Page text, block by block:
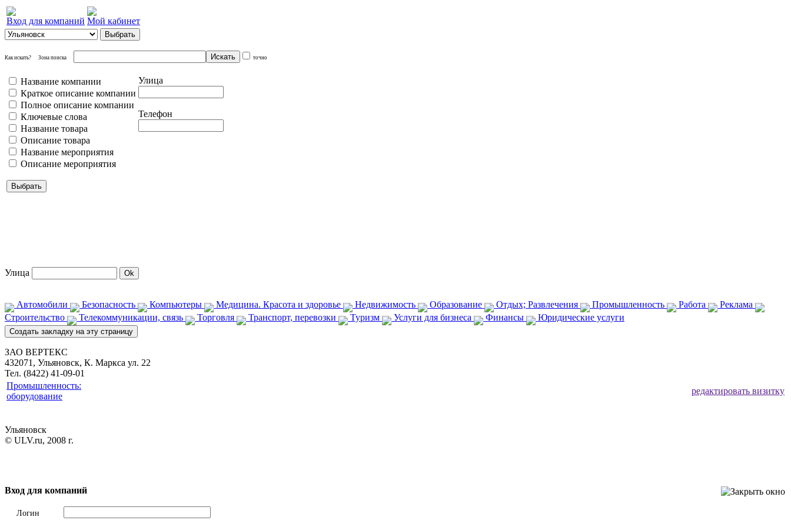
Вход для компаний Мой кабинет
Как искать? Зона поиска точно
Название компании
Краткое описание компании
Полное описание компании
Ключевые слова
Название товара
Описание товара
Название мероприятия
Описание мероприятия
Улица
Телефон
Улица
Автомобили Безопасность Компьютеры Медицина. Красота и здоровье Недвижимость Образование Отдых; Развлечения Промышленность Работа
Реклама
Строительство
Телекоммуникации, связь Торговля Транспорт, перевозки Туризм Услуги для бизнеса Финансы Юридические услуги
ЗАО ВЕРТЕКС
432071, Ульяновск, К. Маркса ул. 22
Тел. (8422) 41-09-01
Промышленность:
оборудование
редактировать визитку
Ульяновск
© ULV.ru, 2008 г.
Вход для компаний
Логин